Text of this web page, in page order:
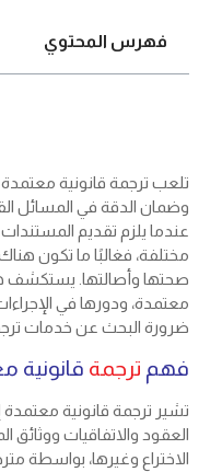
فهرس المحتوي
تلعب ترجمة قانونية معتمدة
وضمان الدقة في المسائل
عندما يلزم تقديم المستندات
مختلفة، فغالبًا ما تكون
صحتها وأصالتها. يستكشف
معتمدة، ودورها في
ضرورة البحث عن خدمات
فهم ترجمة قانونية
تشير ترجمة قانونية معتمدة
العقود والاتفاقيات ووثائق
الاختراع وغيرها، بواسطة